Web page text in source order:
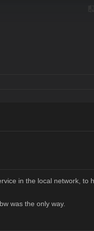
in the local network, to
was the only way.